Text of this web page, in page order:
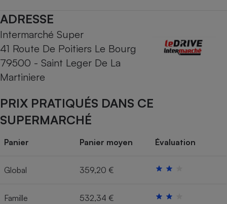
ADRESSE
Intermarché Super
41 Route De Poitiers Le Bourg
79500 - Saint Leger De La
Martiniere
PRIX PRATIQUÉS DANS CE
SUPERMARCHÉ
Panier Panier moyen Évaluation
Global 359,20 €
Famille 532,34 €